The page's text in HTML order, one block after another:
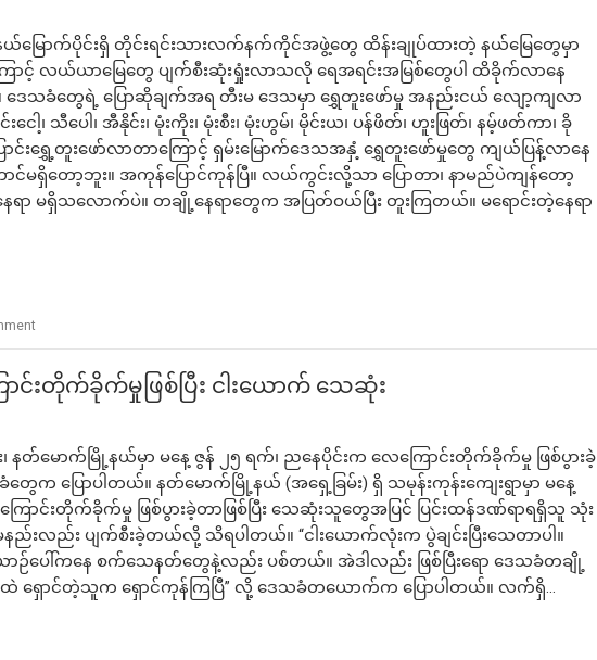
ြည်နယ်မြောက်ပိုင်းရှိ တိုင်းရင်းသားလက်နက်ကိုင်အဖွဲ့တွေ ထိန်းချုပ်ထားတဲ့ နယ်မြေတွေမှာ
ောင့် လယ်ယာမြေတွေ ပျက်စီးဆုံးရှုံးလာသလို ရေအရင်းအမြစ်တွေပါ ထိခိုက်လာနေ
သခံတွေရဲ့ ပြောဆိုချက်အရ တီးမ ဒေသမှာ ရွှေတူးဖော်မှု အနည်းငယ် လျော့ကျလာ
ေါ့၊ သီပေါ၊ အီနိုင်း၊ မုံးကိုး၊ မုံးစီး၊ မုံးဟွမ်၊ မိုင်းယ၊ ပန်ဖိတ်၊ ဟူးဖြတ်၊ နမ့်ဖတ်ကာ၊ ခို
းရွှေ့တူးဖော်လာတာကြောင့် ရှမ်းမြောက်ဒေသအနှံ့ ရွှေတူးဖော်မှုတွေ ကျယ်ပြန့်လာနေ
ရှိတော့ဘူး။ အကုန်ပြောင်ကုန်ပြီ။ လယ်ကွင်းလို့သာ ပြောတာ၊ နာမည်ပဲကျန်တော့
မရှိသလောက်ပဲ။ တချို့နေရာတွေက အပြတ်ဝယ်ပြီး တူးကြတယ်။ မရောင်းတဲ့နေရာ
းတိုက်ခိုက်မှုဖြစ်ပြီး ငါးယောက် သေဆုံး
၊ နတ်မောက်မြို့နယ်မှာ မနေ့ ဇွန် ၂၅ ရက်၊ ညနေပိုင်းက လေကြောင်းတိုက်ခိုက်မှု ဖြစ်ပွားခဲ့
က ပြောပါတယ်။ နတ်မောက်မြို့နယ် (အရှေ့ခြမ်း) ရှိ သမုန်းကုန်းကျေးရွာမှာ မနေ့
ြောင်းတိုက်ခိုက်မှု ဖြစ်ပွားခဲ့တာဖြစ်ပြီး သေဆုံးသူတွေအပြင် ပြင်းထန်ဒဏ်ရာရရှိသူ သုံး
လည်း ပျက်စီးခဲ့တယ်လို့ သိရပါတယ်။ “ငါးယောက်လုံးက ပွဲချင်းပြီးသေတာပါ။
ဉ်ပေါ်ကနေ စက်သေနတ်တွေနဲ့လည်း ပစ်တယ်။ အဲဒါလည်း ဖြစ်ပြီးရော ဒေသခံတချို့
ရှောင်တဲ့သူက ရှောင်ကုန်ကြပြီ” လို့ ဒေသခံတယောက်က ပြောပါတယ်။ လက်ရှိ…